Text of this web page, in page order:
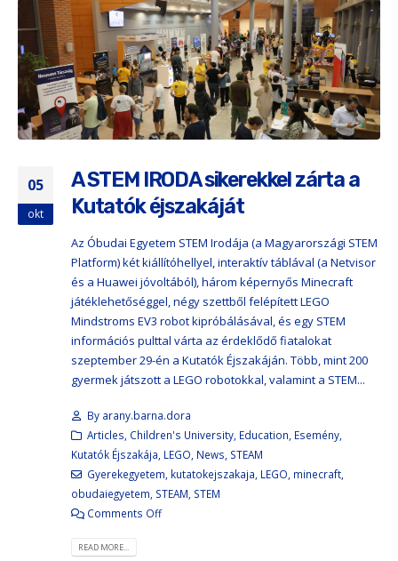
05
okt
A STEM IRODA sikerekkel zárta a
Kutatók éjszakáját
Az Óbudai Egyetem STEM Irodája (a Magyarországi STEM
Platform) két kiállítóhellyel, interaktív táblával (a Netvisor
és a Huawei jóvoltából), három képernyős Minecraft
játéklehetőséggel, négy szettből felépített LEGO
Mindstroms EV3 robot kipróbálásával, és egy STEM
információs pulttal várta az érdeklődő fiatalokat
szeptember 29-én a Kutatók Éjszakáján. Több, mint 200
gyermek játszott a LEGO robotokkal, valamint a STEM...
By arany.barna.dora
Articles Children's University, Education Esemény,
Kutatók Éjszakája LEGO News STEAM
Gyerekegyetem kutatokejszakaja LEGO minecraft,
obudaiegyetem STEAM STEM
Comments Off
READ MORE...